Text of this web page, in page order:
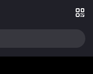
